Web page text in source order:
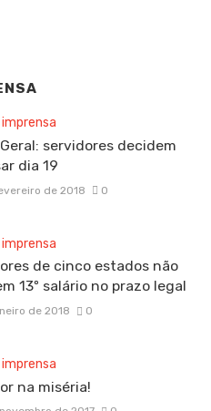
servidores decidem
dia 19
de 2018 0
de cinco estados não
13º salário no prazo legal
de 2018 0
na miséria!